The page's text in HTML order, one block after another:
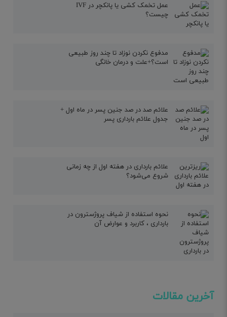
عمل تخمک کشی یا پانکچر در IVF
چیست؟
مدفوع نکردن نوزاد تا چند روز طبیعی
است؟+علت و درمان خانگی
علائم صد در صد جنین پسر در ماه اول +
جدول علائم بارداری پسر
علائم بارداری در هفته اول از چه زمانی
شروع می‌شود؟
نحوه استفاده از شیاف پروژسترون در
بارداری ، کاربرد و عوارض آن
آخرین مقالات